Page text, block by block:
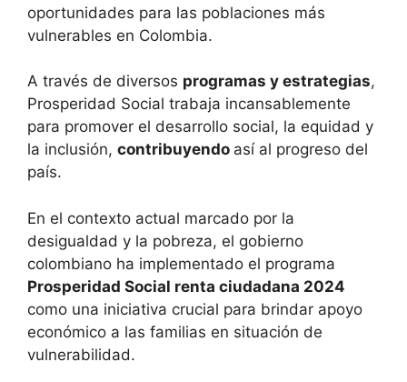
oportunidades para las poblaciones más
vulnerables en Colombia.
A través de diversos programas y estrategias,
Prosperidad Social trabaja incansablemente
para promover el desarrollo social, la equidad y
la inclusión, contribuyendo así al progreso del
país.
En el contexto actual marcado por la
desigualdad y la pobreza, el gobierno
colombiano ha implementado el programa
Prosperidad Social renta ciudadana 2024
como una iniciativa crucial para brindar apoyo
económico a las familias en situación de
vulnerabilidad.